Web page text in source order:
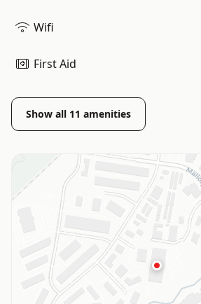
Wifi
First Aid
Show all 11 amenities